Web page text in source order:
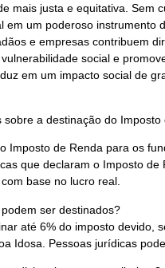
mais justa e equitativa. Sem
em um poderoso instrumento
e empresas contribuem
social e
em um impacto social de
sobre a destinação do Imposto
Imposto de Renda para os
que declaram o Imposto
base no lucro real.
ser destinados?
até 6% do imposto devido,
Idosa. Pessoas jurídicas